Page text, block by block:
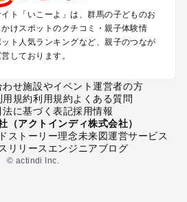
ルお出かけ
師のプールお出かけ
プールお出かけ
お出かけ
ルお出かけ
ポット
ト「いこーよ」は、群馬の子どものお
けスポットのクチコミ・親子体験情
ト人気ランキングなど、親子のつなが
しております。
わせ施設やイベント運営者の方
規約利用規約よくある質問
法に基づく表記採用情報
（アクトインディ株式会社）
ストーリー理念未来図運営サービス
リリース エンジニアブログ
© actindi Inc.